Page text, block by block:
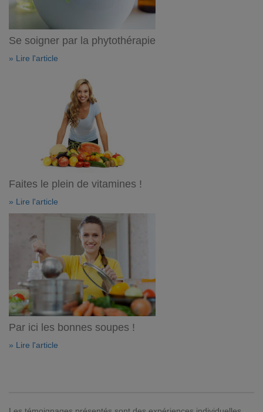
Se soigner par la phytothérapie
» Lire l'article
Faites le plein de vitamines !
» Lire l'article
Par ici les bonnes soupes !
» Lire l'article